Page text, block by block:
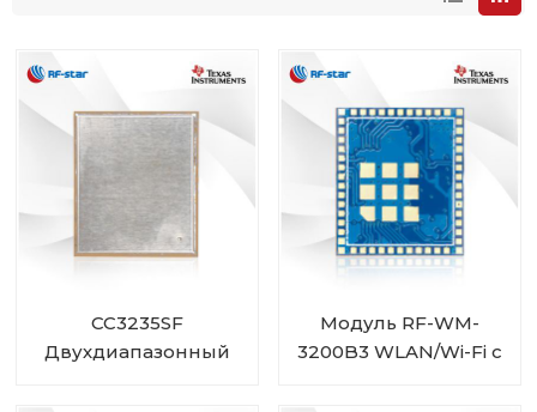
CC3235SF
Двухдиапазонный
Модуль RF-WM-
3200B3 WLAN/Wi-Fi с